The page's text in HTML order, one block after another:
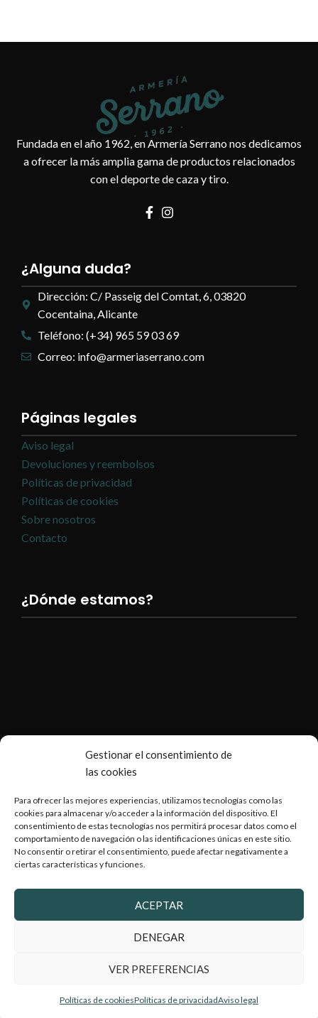
Gestionar el consentimiento de
las cookies
Para ofrecer las mejores experiencias, utilizamos tecnologías como las
cookies para almacenar y/o acceder a la información del dispositivo. El
consentimiento de estas tecnologías nos permitirá procesar datos como el
comportamiento de navegación o las identificaciones únicas en este sitio.
No consentir o retirar el consentimiento, puede afectar negativamente a
ciertas características y funciones.
ACEPTAR
DENEGAR
VER PREFERENCIAS
Políticas de cookiesPolíticas de privacidadAviso legal
Fundada en el año 1962, en Armería Serrano nos dedicamos
a ofrecer la más amplia gama de productos relacionados
con el deporte de caza y tiro.
¿Alguna duda?
Dirección: C/ Passeig del Comtat, 6, 03820
Cocentaina, Alicante
Teléfono: (+34) 965 59 03 69
Correo: info@armeriaserrano.com
Páginas legales
Aviso legal
Devoluciones y reembolsos
Políticas de privacidad
Políticas de cookies
Sobre nosotros
Contacto
¿Dónde estamos?
2024 Armeriaserrano.com - Todos los derechos reservados